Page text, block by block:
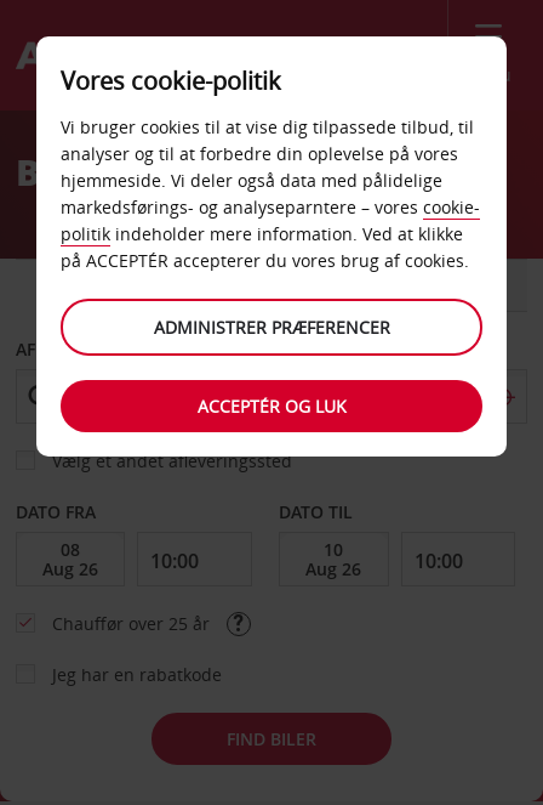
Menu
Welcome
AvisBilleje Bangkok Centrum
AFHENT FRA
Vælg et andet afleveringssted
DATO FRA DATO TIL
Chauffør over 25 år
Jeg har en rabatkode
FIND BILER
Vores cookie-politik
Vi bruger cookies til at vise dig tilpassede tilbud, til
analyser og til at forbedre din oplevelse på vores
hjemmeside. Vi deler også data med pålidelige
markedsførings- og analyseparntere – vores cookie-
politik indeholder mere information. Ved at klikke
på ACCEPTÉR accepterer du vores brug af cookies.
ADMINISTRER PRÆFERENCER
ACCEPTÉR OG LUK